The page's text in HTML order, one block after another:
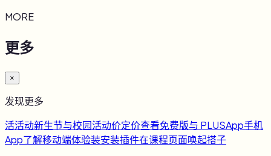
MORE
更多
×
发现更多
活活动新生节与校园活动价定价查看免费版与 PLUSApp手机
App了解移动端体验装安装插件在课程页面唤起搭子